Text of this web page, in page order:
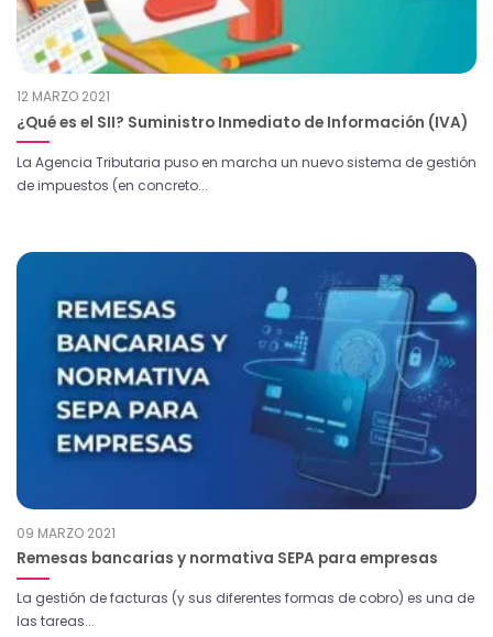
12 MARZO 2021
¿Qué es el SII? Suministro Inmediato de Información (IVA)
La Agencia Tributaria puso en marcha un nuevo sistema de gestión
de impuestos (en concreto...
09 MARZO 2021
Remesas bancarias y normativa SEPA para empresas
La gestión de facturas (y sus diferentes formas de cobro) es una de
las tareas...